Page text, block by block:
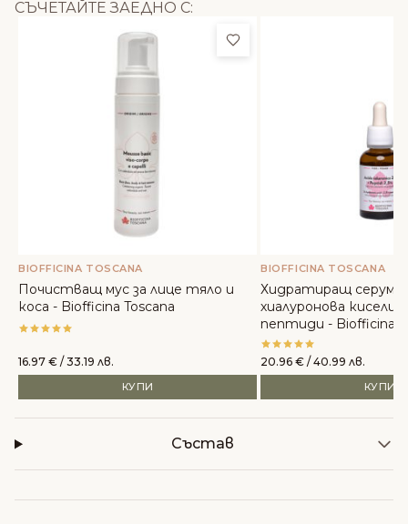
СЪЧЕТАЙТЕ ЗАЕДНО С:
Добави в любими
BIOFFICINA TOSCANA
Почистващ мус за лице тяло и
коса - Biofficina Toscana
16.97 € / 33.19 лв.
КУПИ
BIOFFICINA TOSCANA
Хидратиращ серум
хиалуронова
пептиди - Biofficina
20.96€ / 40.99 лв.
КУПИ
Състав